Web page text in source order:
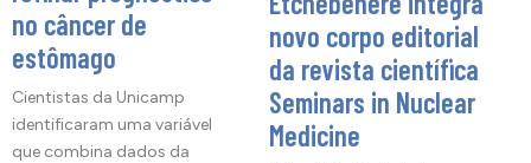
no câncer de
estômago
Cientistas da Unicamp
identificaram uma variável
que combina dados da
novo corpo editorial
da revista científica
Seminars in Nuclear
Medicine